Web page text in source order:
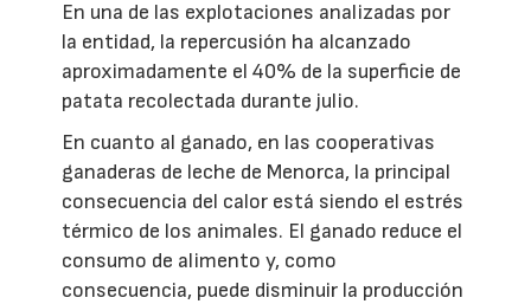
En una de las explotaciones analizadas por
la entidad, la repercusión ha alcanzado
aproximadamente el 40% de la superficie de
patata recolectada durante julio.
En cuanto al ganado, en las cooperativas
ganaderas de leche de Menorca, la principal
consecuencia del calor está siendo el estrés
térmico de los animales. El ganado reduce el
consumo de alimento y, como
consecuencia, puede disminuir la producción